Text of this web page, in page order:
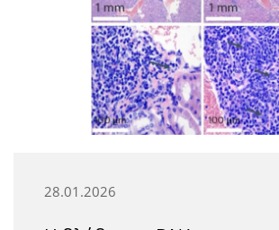
28.01.2026